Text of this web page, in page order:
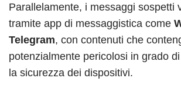
Parallelamente, i messaggi sospetti
tramite app di messaggistica come
Telegram, con contenuti che
potenzialmente pericolosi in grado
la sicurezza dei dispositivi.